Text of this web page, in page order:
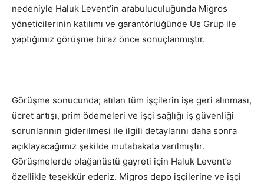
nedeniyle Haluk Levent’in arabuluculuğunda Migros
yöneticilerinin katılımı ve garantörlüğünde Us Grup ile
yaptığımız görüşme biraz önce sonuçlanmıştır.
Görüşme sonucunda; atılan tüm işçilerin işe geri alınması,
ücret artışı, prim ödemeleri ve işçi sağlığı iş güvenliği
sorunlarının giderilmesi ile ilgili detaylarını daha sonra
açıklayacağımız şekilde mutabakata varılmıştır.
Görüşmelerde olağanüstü gayreti için Haluk Levent’e
özellikle teşekkür ederiz. Migros depo işçilerine ve işçi